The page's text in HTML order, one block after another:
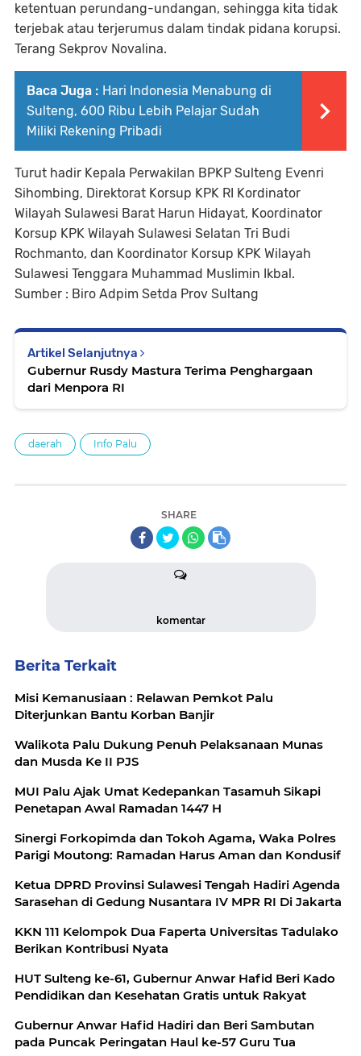
ketentuan perundang-undangan, sehingga kita tidak
terjebak atau terjerumus dalam tindak pidana korupsi.
Terang Sekprov Novalina.
Baca Juga : Hari Indonesia Menabung di
Sulteng, 600 Ribu Lebih Pelajar Sudah
Miliki Rekening Pribadi
Turut hadir Kepala Perwakilan BPKP Sulteng Evenri
Sihombing, Direktorat Korsup KPK RI Kordinator
Wilayah Sulawesi Barat Harun Hidayat, Koordinator
Korsup KPK Wilayah Sulawesi Selatan Tri Budi
Rochmanto, dan Koordinator Korsup KPK Wilayah
Sulawesi Tenggara Muhammad Muslimin Ikbal.
Sumber : Biro Adpim Setda Prov Sultang
Artikel Selanjutnya
Gubernur Rusdy Mastura Terima Penghargaan
dari Menpora RI
daerah Info Palu
SHARE
komentar
Berita Terkait
Misi Kemanusiaan : Relawan Pemkot Palu
Diterjunkan Bantu Korban Banjir
Walikota Palu Dukung Penuh Pelaksanaan Munas
dan Musda Ke II PJS
MUI Palu Ajak Umat Kedepankan Tasamuh Sikapi
Penetapan Awal Ramadan 1447 H
Sinergi Forkopimda dan Tokoh Agama, Waka Polres
Parigi Moutong: Ramadan Harus Aman dan Kondusif
Ketua DPRD Provinsi Sulawesi Tengah Hadiri Agenda
Sarasehan di Gedung Nusantara IV MPR RI Di Jakarta
KKN 111 Kelompok Dua Faperta Universitas Tadulako
Berikan Kontribusi Nyata
HUT Sulteng ke-61, Gubernur Anwar Hafid Beri Kado
Pendidikan dan Kesehatan Gratis untuk Rakyat
Gubernur Anwar Hafid Hadiri dan Beri Sambutan
pada Puncak Peringatan Haul ke-57 Guru Tua